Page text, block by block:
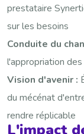
prestataire
sur les besoins
Conduite du
l'appropriation
Vision d'avenir :
du mécénat
rendre réplicable
L'impact